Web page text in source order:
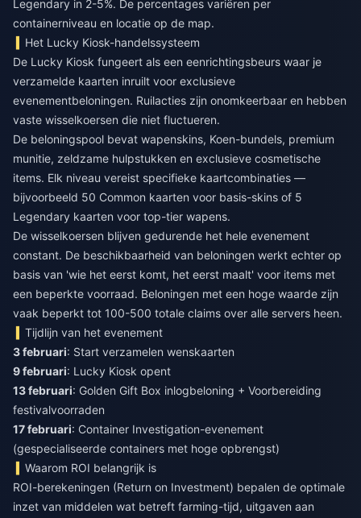
Legendary in 2-5%. De percentages variëren per
containerniveau en locatie op de map.
Het Lucky Kiosk-handelssysteem
De Lucky Kiosk fungeert als een eenrichtingsbeurs waar je
verzamelde kaarten inruilt voor exclusieve
evenementbeloningen. Ruilacties zijn onomkeerbaar en hebben
vaste wisselkoersen die niet fluctueren.
De beloningspool bevat wapenskins, Koen-bundels, premium
munitie, zeldzame hulpstukken en exclusieve cosmetische
items. Elk niveau vereist specifieke kaartcombinaties —
bijvoorbeeld 50 Common kaarten voor basis-skins of 5
Legendary kaarten voor top-tier wapens.
De wisselkoersen blijven gedurende het hele evenement
constant. De beschikbaarheid van beloningen werkt echter op
basis van 'wie het eerst komt, het eerst maalt' voor items met
een beperkte voorraad. Beloningen met een hoge waarde zijn
vaak beperkt tot 100-500 totale claims over alle servers heen.
Tijdlijn van het evenement
3 februari: Start verzamelen wenskaarten
9 februari: Lucky Kiosk opent
13 februari: Golden Gift Box inlogbeloning + Voorbereiding
festivalvoorraden
17 februari: Container Investigation-evenement
(gespecialiseerde containers met hoge opbrengst)
Waarom ROI belangrijk is
ROI-berekeningen (Return on Investment) bepalen de optimale
inzet van middelen wat betreft farming-tijd, uitgaven aan